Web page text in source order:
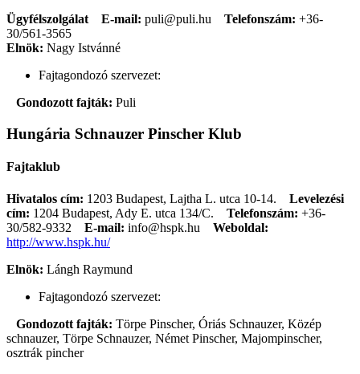
Ügyfélszolgálat
E-mail: puli@puli.hu Telefonszám: +36-
30/561-3565
Elnök: Nagy Istvánné
Fajtagondozó szervezet:
Gondozott fajták: Puli
Hungária Schnauzer Pinscher Klub
Fajtaklub
Hivatalos cím: 1203 Budapest, Lajtha L. utca 10-14. Levelezési
cím: 1204 Budapest, Ady E. utca 134/C. Telefonszám: +36-
30/582-9332
E-mail: info@hspk.hu
Weboldal:
http://www.hspk.hu/
Elnök: Lángh Raymund
Fajtagondozó szervezet:
Gondozott fajták: Törpe Pinscher, Óriás Schnauzer, Közép
schnauzer, Törpe Schnauzer, Német Pinscher, Majompinscher,
osztrák pincher